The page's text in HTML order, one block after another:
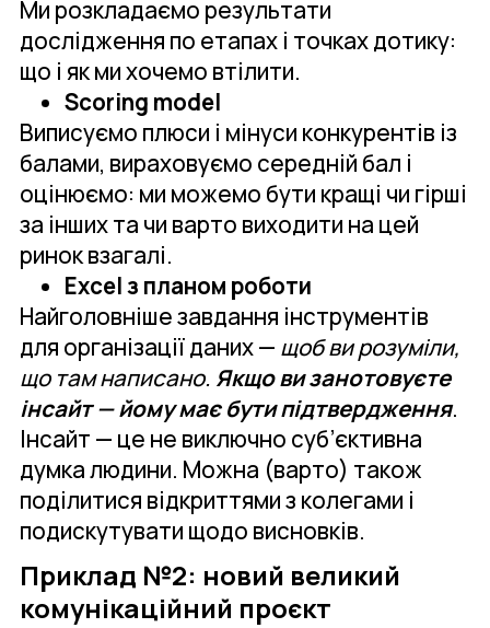
Ми розкладаємо результати
дослідження по етапах і точках дотику:
що і як ми хочемо втілити.
Scoring model
Виписуємо плюси і мінуси конкурентів із
балами, вираховуємо середній бал і
оцінюємо: ми можемо бути кращі чи гірші
за інших та чи варто виходити на цей
ринок взагалі.
Excel з планом роботи
Найголовніше завдання інструментів
для організації даних — щоб ви розуміли,
що там написано. Якщо ви занотовуєте
інсайт — йому має бути підтвердження.
Інсайт — це не виключно суб’єктивна
думка людини. Можна (варто) також
поділитися відкриттями з колегами і
подискутувати щодо висновків.
Приклад №2: новий великий
комунікаційний проєкт